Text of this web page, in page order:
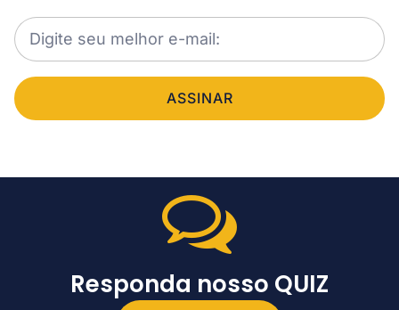
ASSINAR
Responda nosso QUIZ